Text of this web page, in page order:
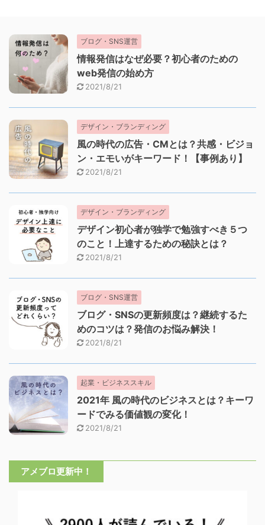
ブログ・SNS運営
情報発信はなぜ必要？初心者のための
web発信の始め方
2021/8/21
デザイン・ブランディング
風の時代の広告・CMとは？共感・ビジョ
ン・エモいがキーワード！【事例あり】
2021/8/21
デザイン・ブランディング
デザイン初心者が独学で勉強すべき５つ
のこと！上達するための秘訣とは？
2021/8/21
ブログ・SNS運営
ブログ・SNSの更新頻度は？継続するた
めのコツは？発信のお悩み解決！
2021/8/21
起業・ビジネススキル
2021年 風の時代のビジネスとは？キーワ
ードでみる価値観の変化！
2021/8/21
アメブロ更新中！